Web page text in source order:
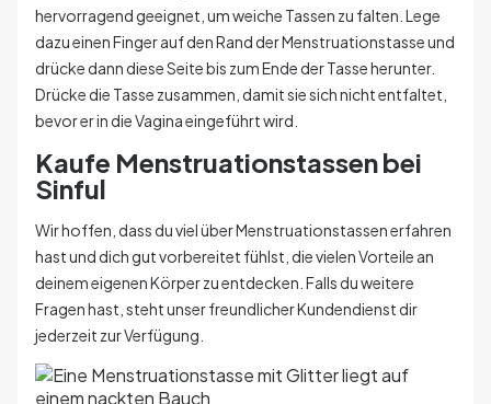
hervorragend geeignet, um weiche Tassen zu falten. Lege
dazu einen Finger auf den Rand der Menstruationstasse und
drücke dann diese Seite bis zum Ende der Tasse herunter.
Drücke die Tasse zusammen, damit sie sich nicht entfaltet,
bevor er in die Vagina eingeführt wird.
Kaufe Menstruationstassen bei
Sinful
Wir hoffen, dass du viel über Menstruationstassen erfahren
hast und dich gut vorbereitet fühlst, die vielen Vorteile an
deinem eigenen Körper zu entdecken. Falls du weitere
Fragen hast, steht unser freundlicher Kundendienst dir
jederzeit zur Verfügung.